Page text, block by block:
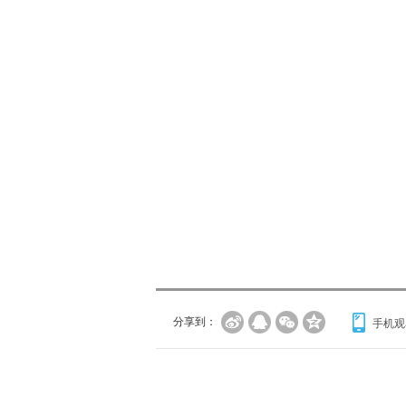
分享到： 手机